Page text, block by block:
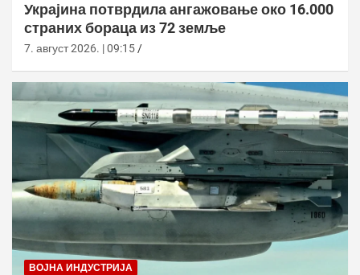
Украјина потврдила ангажовање око 16.000
страних бораца из 72 земље
7. август 2026. | 09:15
ВОЈНА ИНДУСТРИЈА